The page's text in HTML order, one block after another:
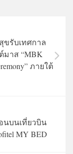
ขรับเทศกาล
าส “MBK
ภายใต้
นบนเที่ยวบิน
MY BED